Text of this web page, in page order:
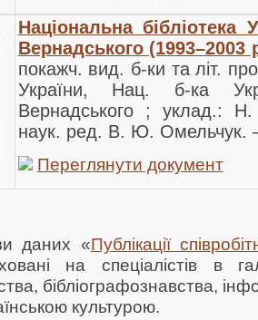
Національна бібліотека
Вернадського (1993–2003
покажч. вид. б-ки та літ.
України, Нац. б-ка
Вернадського ; уклад.:
наук. ред. В. Ю. Омельчук.
Переглянути документ
даних «Публікації
на спеціалістів в
бібліографознавства,
культурою.